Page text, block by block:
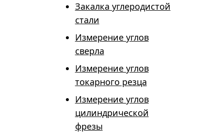
Закалка углеродистой
стали
Измерение углов
сверла
Измерение углов
токарного резца
Измерение углов
цилиндрической
фрезы